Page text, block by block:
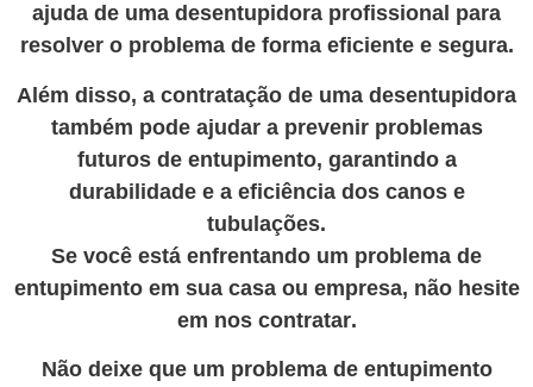
ajuda de uma desentupidora profissional para
resolver o problema de forma eficiente e segura.
Além disso, a contratação de uma desentupidora
também pode ajudar a prevenir problemas
futuros de entupimento, garantindo a
durabilidade e a eficiência dos canos e
tubulações.
Se você está enfrentando um problema de
entupimento em sua casa ou empresa, não hesite
em nos contratar.
Não deixe que um problema de entupimento